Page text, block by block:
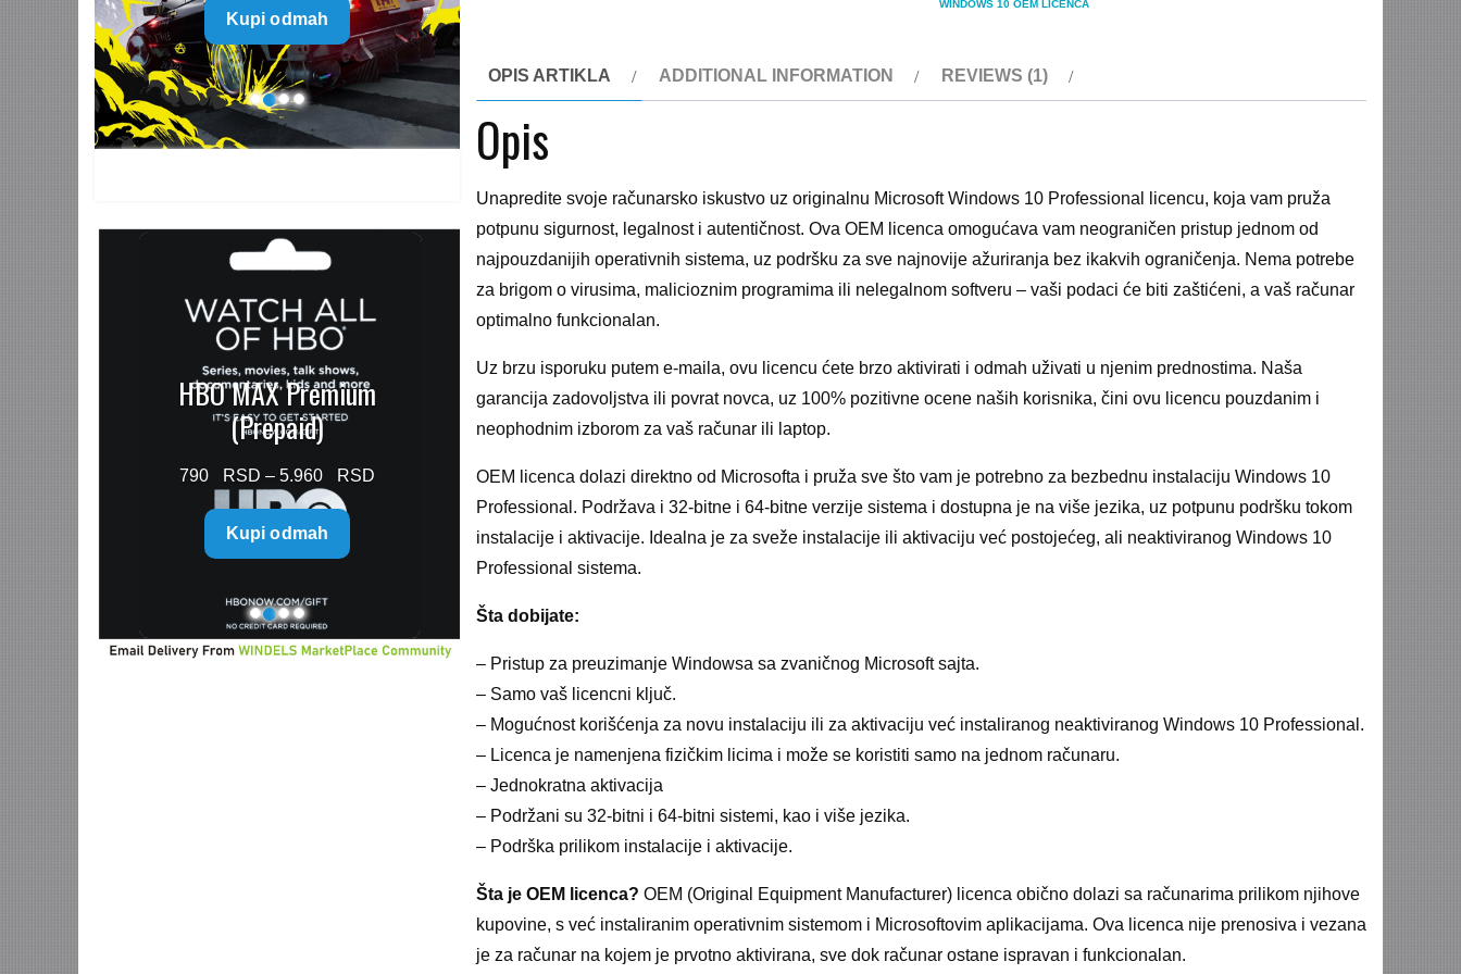
WINDOWS 10 OEM LICENCA
OPIS ARTIKLA ADDITIONAL INFORMATION REVIEWS (1)
Opis
Unapredite svoje računarsko iskustvo uz originalnu Microsoft Windows 10 Professional licencu, koja vam pruža
potpunu sigurnost, legalnost i autentičnost. Ova OEM licenca omogućava vam neograničen pristup jednom od
najpouzdanijih operativnih sistema, uz podršku za sve najnovije ažuriranja bez ikakvih ograničenja. Nema potrebe
za brigom o virusima, malicioznim programima ili nelegalnom softveru – vaši podaci će biti zaštićeni, a vaš računar
optimalno funkcionalan.
Uz brzu isporuku putem e-maila, ovu licencu ćete brzo aktivirati i odmah uživati u njenim prednostima. Naša
garancija zadovoljstva ili povrat novca, uz 100% pozitivne ocene naših korisnika, čini ovu licencu pouzdanim i
neophodnim izborom za vaš računar ili laptop.
OEM licenca dolazi direktno od Microsofta i pruža sve što vam je potrebno za bezbednu instalaciju Windows 10
Professional. Podržava i 32-bitne i 64-bitne verzije sistema i dostupna je na više jezika, uz potpunu podršku tokom
instalacije i aktivacije. Idealna je za sveže instalacije ili aktivaciju već postojećeg, ali neaktiviranog Windows 10
Professional sistema.
Šta dobijate:
– Pristup za preuzimanje Windowsa sa zvaničnog Microsoft sajta.
– Samo vaš licencni ključ.
– Mogućnost korišćenja za novu instalaciju ili za aktivaciju već instaliranog neaktiviranog Windows 10 Professional.
– Licenca je namenjena fizičkim licima i može se koristiti samo na jednom računaru.
– Jednokratna aktivacija
– Podržani su 32-bitni i 64-bitni sistemi, kao i više jezika.
– Podrška prilikom instalacije i aktivacije.
Šta je OEM licenca? OEM (Original Equipment Manufacturer) licenca obično dolazi sa računarima prilikom njihove
kupovine, s već instaliranim operativnim sistemom i Microsoftovim aplikacijama. Ova licenca nije prenosiva i vezana
je za računar na kojem je prvotno aktivirana, sve dok računar ostane ispravan i funkcionalan.
499 $
through
1.499 $
Kupi odmah
HBO MAX Premium
(Prepaid)
790 – 5.960
Kupi odmah
Tidal HiFi & Tidal
HIFI Plus (Prepaid)
790 – 9.480
Price
range:
790 $
Kupi odmah